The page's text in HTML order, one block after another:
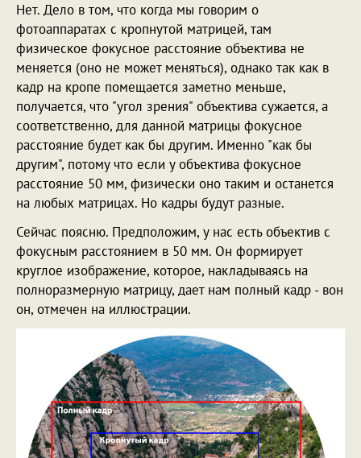
Нет. Дело в том, что когда мы говорим о
фотоаппаратах с кропнутой матрицей, там
физическое фокусное расстояние объектива не
меняется (оно не может меняться), однако так как в
кадр на кропе помещается заметно меньше,
получается, что "угол зрения" объектива сужается, а
соответственно, для данной матрицы фокусное
расстояние будет как бы другим. Именно "как бы
другим", потому что если у объектива фокусное
расстояние 50 мм, физически оно таким и останется
на любых матрицах. Но кадры будут разные.
Сейчас поясню. Предположим, у нас есть объектив с
фокусным расстоянием в 50 мм. Он формирует
круглое изображение, которое, накладываясь на
полноразмерную матрицу, дает нам полный кадр - вон
он, отмечен на иллюстрации.